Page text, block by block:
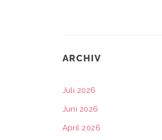
ARCHIV
Juli 2026
Juni 2026
April 2026